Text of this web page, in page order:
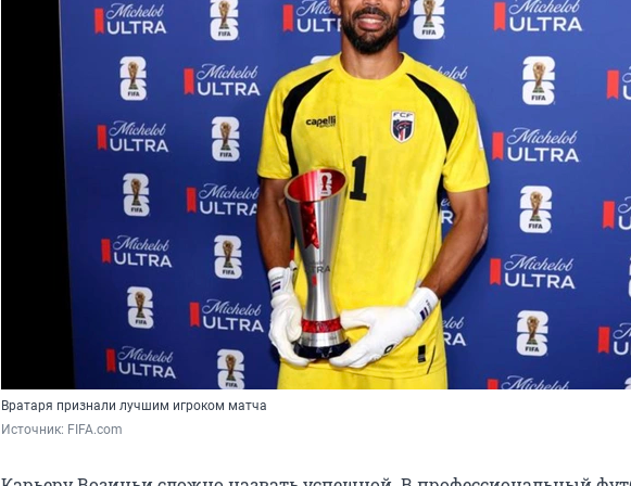
Вратаря признали лучшим игроком матча
Источник: FIFA.com